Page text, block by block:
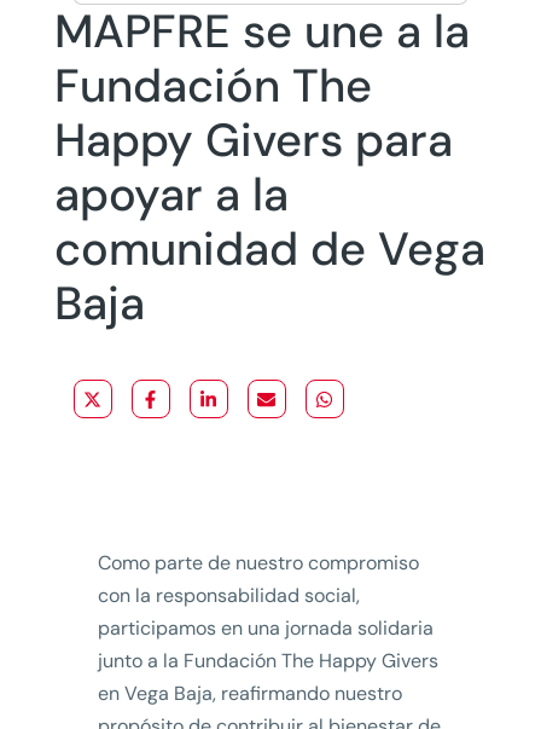
MAPFRE se une a la
Fundación The
Happy Givers para
apoyar a la
comunidad de Vega
Baja
Como parte de nuestro compromiso
con la responsabilidad social,
participamos en una jornada solidaria
junto a la Fundación The Happy Givers
en Vega Baja, reafirmando nuestro